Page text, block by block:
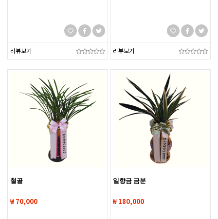
리뷰보기 리뷰보기
철골
₩ 70,000
일향금 금분
₩ 180,000